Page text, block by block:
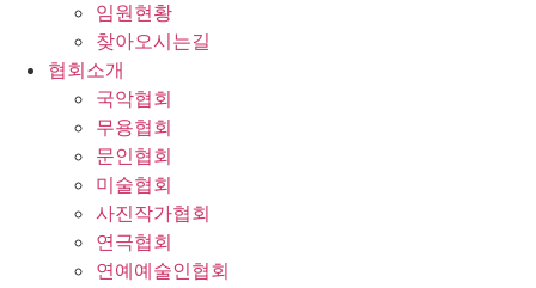
임원현황
찾아오시는길
협회소개
국악협회
무용협회
문인협회
미술협회
사진작가협회
연극협회
연예예술인협회